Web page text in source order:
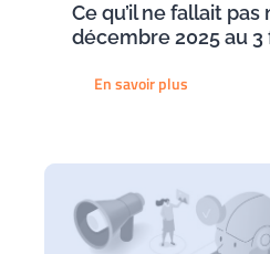
Ce qu’il ne fallait
décembre 2025 au 3
En savoir plus